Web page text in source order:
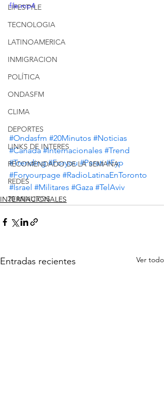
LIFESTYLE
TECNOLOGIA
LATINOAMERICA
INMIGRACION
POLÍTICA
ONDASFM
CLIMA
DEPORTES
LINKS DE INTERES
RECOMENDADO DE LA SEMANA
REDES
20 MINUTOS
file.mp4
#Ondasfm #20Minutos #Noticias
#Canada #Internacionales #Trend
#Trending #Foryou #Parati #Fyp
#Foryourpage #RadioLatinaEnToronto
#Israel #Militares #Gaza #TelAviv
INTERNACIONALES
Entradas recientes Ver todo